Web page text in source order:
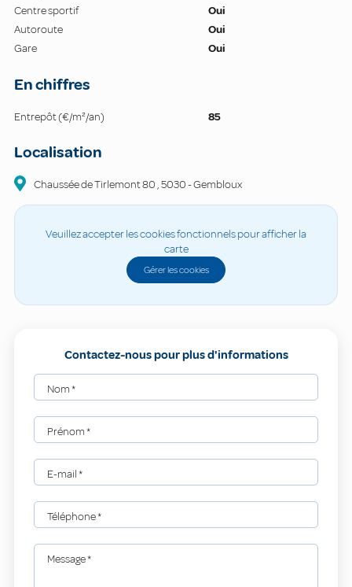
Centre sportif
Oui
Autoroute
Oui
Gare
Oui
En chiffres
Entrepôt (€/m²/an) 85
Localisation
Chaussée de Tirlemont80 ,5030-Gembloux
Veuillez accepter les cookies fonctionnels pour afficher la
carte
Gérer les cookies
Contactez-nous pour plus d'informations
Nom*
Prénom*
E-mail*
Téléphone*
Message*